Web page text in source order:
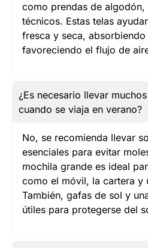
como prendas de
técnicos. Estas telas
fresca y seca,
favoreciendo el flujo de
¿Es necesario llevar
cuando se viaja en verano?
No, se recomienda llevar
esenciales para evitar
mochila grande es ideal
como el móvil, la cartera y
También, gafas de sol y
útiles para protegerse del